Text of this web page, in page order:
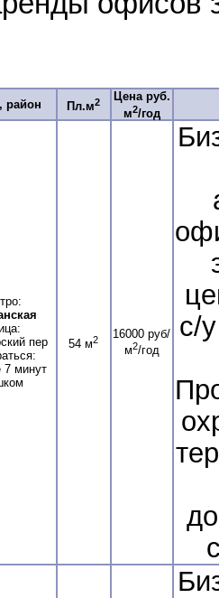
район Пл.м2
Цена руб.
м2/год
пер
минут
54 м2
16000 руб/
м2/год
с/